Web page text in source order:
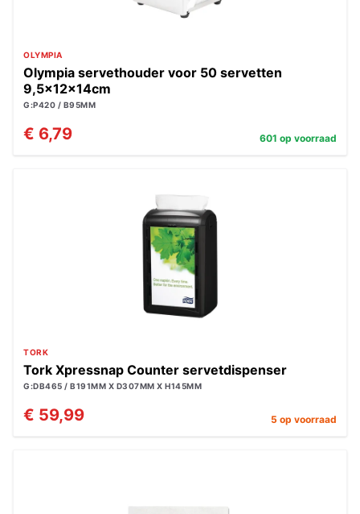
OLYMPIA
Olympia servethouder voor 50 servetten
9,5x12x14cm
G:P420 / B95MM
€ 6,79 601 op voorraad
TORK
Tork Xpressnap Counter servetdispenser
G:DB465 / B191MM X D307MM X H145MM
€ 59,99 5 op voorraad